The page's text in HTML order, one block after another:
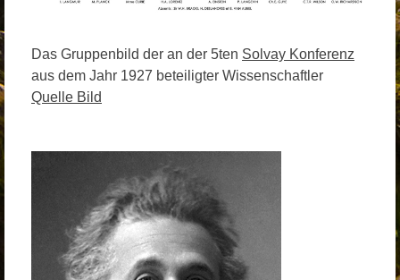
Das Gruppenbild der an der 5ten Solvay Konferenz
aus dem Jahr 1927 beteiligter Wissenschaftler
Quelle Bild